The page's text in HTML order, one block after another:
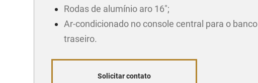
Rodas de alumínio aro 16";
Ar-condicionado no console central para o banco
traseiro.
Solicitar contato